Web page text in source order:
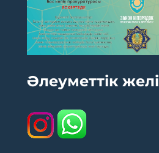
Әлеуметтік желі